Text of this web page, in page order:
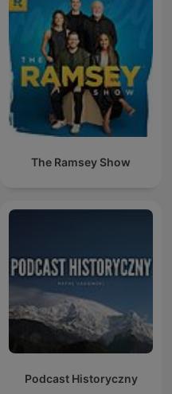
The Ramsey Show
Podcast Historyczny